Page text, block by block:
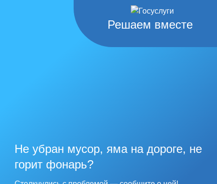
Решаем вместе
Не убран мусор, яма на дороге, не
горит фонарь?
Для тебя
рекорды